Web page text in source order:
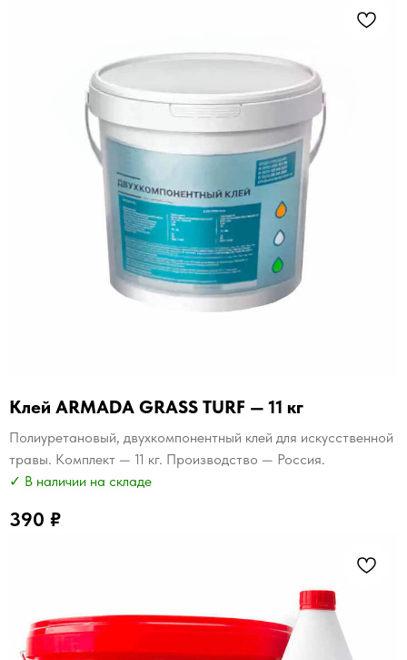
Клей ARMADA GRASS TURF — 11 кг
Полиуретановый, двухкомпонентный клей для искусственной
травы. Комплект — 11 кг. Производство — Россия.
✓ В наличии на складе
390 ₽